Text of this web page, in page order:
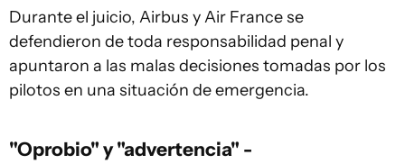
Durante el juicio, Airbus y Air France se
defendieron de toda responsabilidad penal y
apuntaron a las malas decisiones tomadas por los
pilotos en una situación de emergencia.
"Oprobio" y "advertencia" -